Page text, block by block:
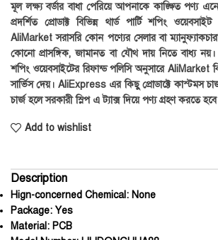
মূল লক্ষ্য বর্ডার বাধা পেরিয়ে আপনাকে কাঙ্ক্ষিত পণ্য
প্রদর্শিত প্রোডাক্ট বিভিন্ন থার্ড পার্টি শপিং
AliMarket সরাসরি কোন পণ্যের সেলার বা
কোনো প্রাসঙ্গিক, জামানত বা যৌথ দায় নিতে বাধ্য নয়।
শপিং ওয়েবসাইটের রিফান্ড পলিসি অনুসারে
সার্ভিস দেয়। AliExpress এর কিছু প্রোডাক্টে কাস্টমস
চার্জ হলে সরকারী স্লিপ এ ট্যাক্স দিয়ে পণ্য গ্রহণ করতে
Add to wishlist
Description
Hign-concerned Chemical: None
Package: Yes
Material: PCB